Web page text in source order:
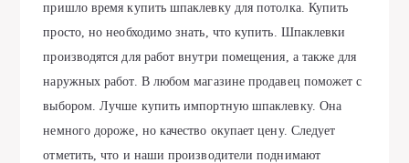
пришло время купить шпаклевку для потолка. Купить
просто, но необходимо знать, что купить. Шпаклевки
производятся для работ внутри помещения, а также для
наружных работ. В любом магазине продавец поможет с
выбором. Лучше купить импортную шпаклевку. Она
немного дороже, но качество окупает цену. Следует
отметить, что и наши производители поднимают